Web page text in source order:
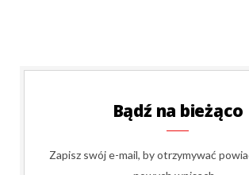
Bądź na bieżąco
Zapisz swój e-mail, by otrzymywać